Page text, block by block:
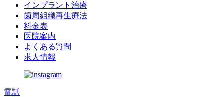
インプラント治療
歯周組織再生療法
料金表
医院案内
よくある質問
求人情報
電話